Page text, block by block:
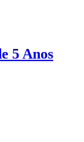
5 Anos